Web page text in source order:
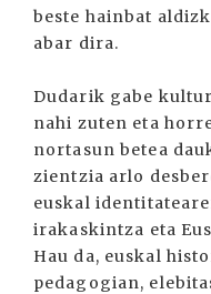
beste hainbat
abar dira.
Dudarik gabe
nahi zuten eta
nortasun betea
zientzia arlo
euskal
irakaskintza eta
Hau da, euskal
pedagogian,